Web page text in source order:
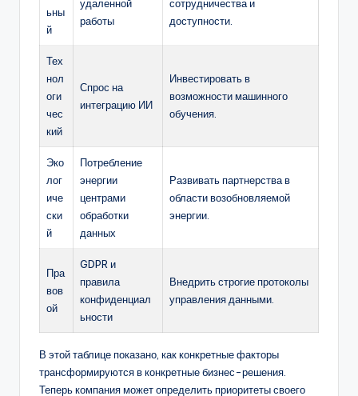
ьны
й
удаленной
работы
сотрудничества и
доступности.
Тех
нол
оги
чес
кий
Спрос на
интеграцию ИИ
Инвестировать в
возможности машинного
обучения.
Эко
лог
иче
ски
й
Потребление
энергии
центрами
обработки
данных
Развивать партнерства в
области возобновляемой
энергии.
Пра
вов
ой
GDPR и
правила
конфиденциал
ьности
Внедрить строгие протоколы
управления данными.
В этой таблице показано, как конкретные факторы
трансформируются в конкретные бизнес-решения.
Теперь компания может определить приоритеты своего